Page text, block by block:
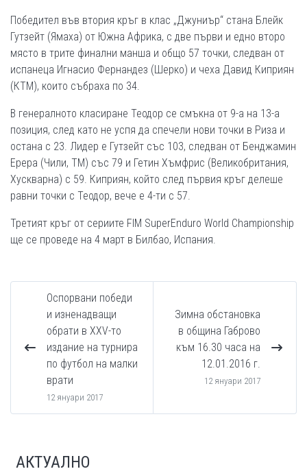
Победител във втория кръг в клас „Джуниър“ стана Блейк
Гутзейт (Ямаха) от Южна Африка, с две първи и едно второ
място в трите финални манша и общо 57 точки, следван от
испанеца Игнасио Фернандез (Шерко) и чеха Давид Киприян
(КТМ), които събраха по 34.
В генералното класиране Теодор се смъкна от 9-а на 13-а
позиция, след като не успя да спечели нови точки в Риза и
остана с 23. Лидер е Гутзейт със 103, следван от Бенджамин
Ерера (Чили, ТМ) със 79 и Гетин Хъмфрис (Великобритания,
Хускварна) с 59. Киприян, който след първия кръг делеше
равни точки с Теодор, вече е 4-ти с 57.
Третият кръг от сериите FIM SuperEnduro World Championship
ще се проведе на 4 март в Билбао, Испания.
Оспорвани победи
и изненадващи
обрати в ХХV-то
издание на турнира
по футбол на малки
врати
12 януари 2017
Зимна обстановка
в община Габрово
към 16.30 часа на
12.01.2016 г.
12 януари 2017
АКТУАЛНО